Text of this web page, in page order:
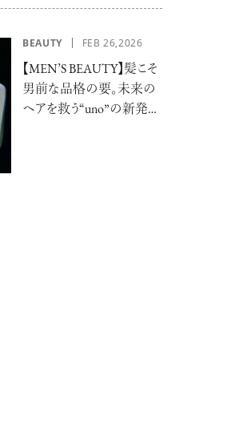
BEAUTY FEB 26,2026
【MEN’S BEAUTY】髪こそ
男前な品格の要。未来の
ヘアを救う“uno”の新発想